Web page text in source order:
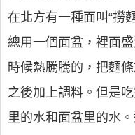
在北方有一種面叫“撈
總用一個面盆，裡面
時候熱騰騰的，把麵
之後加上調料。但是
里的水和面盆里的水。